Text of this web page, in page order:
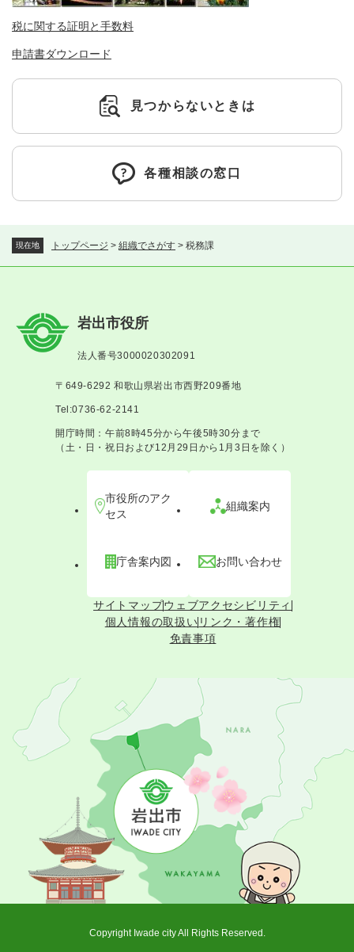
現在地 トップページ > 組織でさがす > 税務課
税に関する証明と手数料
申請書ダウンロード
見つからないときは
各種相談の窓口
岩出市役所
法人番号3000020302091
〒649-6292 和歌山県岩出市西野209番地
Tel:0736-62-2141
開庁時間：午前8時45分から午後5時30分まで
（土・日・祝日および12月29日から1月3日を除く）
市役所のアク
セス
組織案内
庁舎案内図 お問い合わせ
サイトマップウェブアクセシビリティ
個人情報の取扱い リンク・著作権
免責事項
Copyright Iwade city All Rights Reserved.